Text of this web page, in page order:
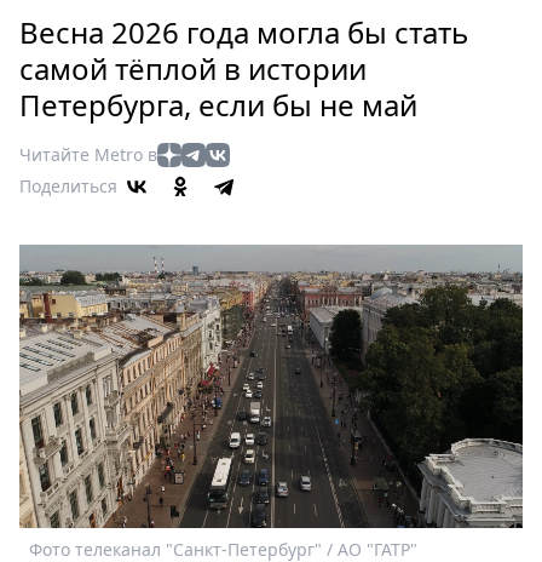
Россия
Мир
Здоровье
Туризм
Мода
Театр
Кино
Афиша
Книги
Выставки
Пресс-
релизы
О
Metro
Стримы
Весна 2026 года могла бы стать
самой тёплой в истории
Петербурга, если бы не май
Читайте Metro в
Поделиться
Фото телеканал "Санкт-Петербург" / АО "ГАТР"